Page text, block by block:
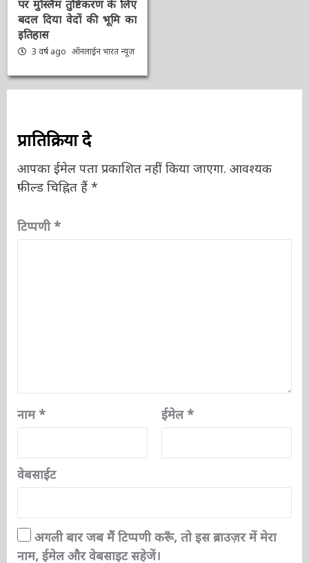
पर मुस्लिम तुष्टिकरण के
लिए बदल दिया वेदों की भूमि
का इतिहास
न्यूज़
प्रातिक्रिया दे
आपका ईमेल पता प्रकाशित नहीं किया जाएगा.
टिप्पणी*
नाम* ईमेल*
वेबसाईट
अगली बार जब मैं टिप्पणी करूँ, तो इस ब्राउज़र में मेरा